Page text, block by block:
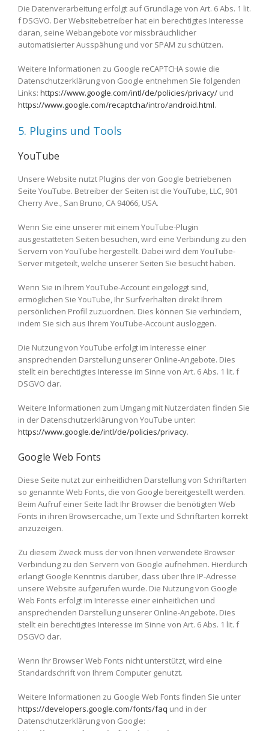
Die Datenverarbeitung erfolgt auf Grundlage von Art. 6 Abs. 1 lit.
f DSGVO. Der Websitebetreiber hat ein berechtigtes Interesse
daran, seine Webangebote vor missbräuchlicher
automatisierter Ausspähung und vor SPAM zu schützen.
Weitere Informationen zu Google reCAPTCHA sowie die
Datenschutzerklärung von Google entnehmen Sie folgenden
Links: https://www.google.com/intl/de/policies/privacy/ und
https://www.google.com/recaptcha/intro/android.html.
5. Plugins und Tools
YouTube
Unsere Website nutzt Plugins der von Google betriebenen
Seite YouTube. Betreiber der Seiten ist die YouTube, LLC, 901
Cherry Ave., San Bruno, CA 94066, USA.
Wenn Sie eine unserer mit einem YouTube-Plugin
ausgestatteten Seiten besuchen, wird eine Verbindung zu den
Servern von YouTube hergestellt. Dabei wird dem YouTube-
Server mitgeteilt, welche unserer Seiten Sie besucht haben.
Wenn Sie in Ihrem YouTube-Account eingeloggt sind,
ermöglichen Sie YouTube, Ihr Surfverhalten direkt Ihrem
persönlichen Profil zuzuordnen. Dies können Sie verhindern,
indem Sie sich aus Ihrem YouTube-Account ausloggen.
Die Nutzung von YouTube erfolgt im Interesse einer
ansprechenden Darstellung unserer Online-Angebote. Dies
stellt ein berechtigtes Interesse im Sinne von Art. 6 Abs. 1 lit. f
DSGVO dar.
Weitere Informationen zum Umgang mit Nutzerdaten finden Sie
in der Datenschutzerklärung von YouTube unter:
https://www.google.de/intl/de/policies/privacy.
Google Web Fonts
Diese Seite nutzt zur einheitlichen Darstellung von Schriftarten
so genannte Web Fonts, die von Google bereitgestellt werden.
Beim Aufruf einer Seite lädt Ihr Browser die benötigten Web
Fonts in ihren Browsercache, um Texte und Schriftarten korrekt
anzuzeigen.
Zu diesem Zweck muss der von Ihnen verwendete Browser
Verbindung zu den Servern von Google aufnehmen. Hierdurch
erlangt Google Kenntnis darüber, dass über Ihre IP-Adresse
unsere Website aufgerufen wurde. Die Nutzung von Google
Web Fonts erfolgt im Interesse einer einheitlichen und
ansprechenden Darstellung unserer Online-Angebote. Dies
stellt ein berechtigtes Interesse im Sinne von Art. 6 Abs. 1 lit. f
DSGVO dar.
Wenn Ihr Browser Web Fonts nicht unterstützt, wird eine
Standardschrift von Ihrem Computer genutzt.
Weitere Informationen zu Google Web Fonts finden Sie unter
https://developers.google.com/fonts/faq und in der
Datenschutzerklärung von Google: